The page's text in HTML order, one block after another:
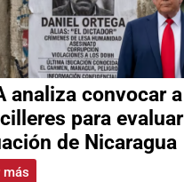
analiza convocar a
para evaluar
de Nicaragua
más